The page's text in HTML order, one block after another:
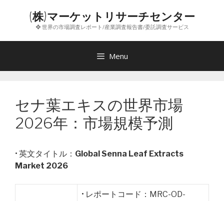
ン
(株)マーケットリサーチセンター
❖ 世界の市場調査レポート/産業調査報告書/委託調査サービス
Menu
セナ葉エキスの世界市場
2026年：市場規模予測
• 英文タイトル： Global Senna Leaf Extracts
Market 2026
• レポートコード：MRC-OD-